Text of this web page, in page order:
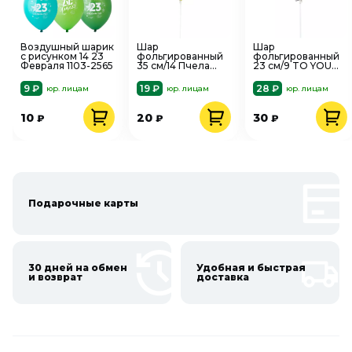
Воздушный шарик
с рисунком 14 23
Февраля 1103-2565
9 ₽
юр. лицам
10 ₽
Шар
фольгированный
35 см/14 Пчела
19 ₽
юр. лицам
20 ₽
Шар
фольгированный
23 см/9 TO YOU
0425
28 ₽ юр. лицам
30 ₽
Подарочные карты
30 дней на обмен
и возврат
Удобная и быстрая
доставка